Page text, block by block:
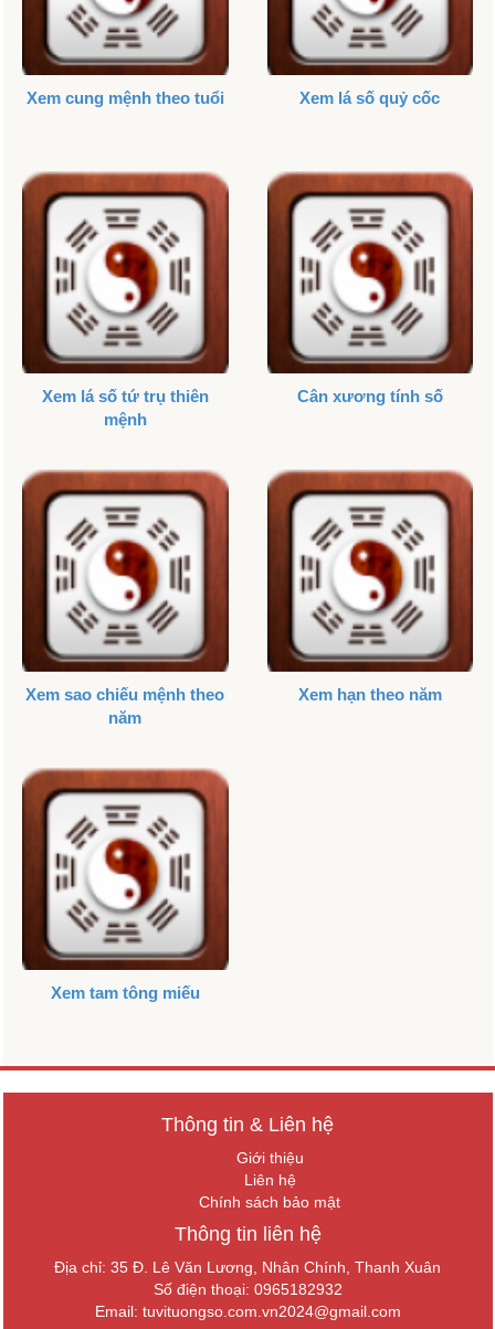
Xem cung mệnh theo tuổi Xem lá số quỷ cốc
Xem lá số tứ trụ thiên
mệnh
Cân xương tính số
Xem sao chiếu mệnh theo
năm
Xem hạn theo năm
Xem tam tông miếu
Thông tin & Liên hệ
Giới thiệu
Liên hệ
Chính sách bảo mật
Thông tin liên hệ
Địa chỉ: 35 Đ. Lê Văn Lương, Nhân Chính, Thanh Xuân
Số điện thoại: 0965182932
Email: tuvituongso.com.vn2024@gmail.com